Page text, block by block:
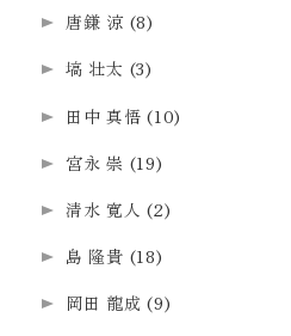
唐鎌 涼 (8)
塙 壮太 (3)
田中 真悟 (10)
宮永 崇 (19)
清水 寛人 (2)
島 隆貴 (18)
岡田 龍成 (9)